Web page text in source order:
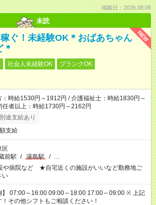
掲載日：2026.08.06
未読
NEW
ぐ！未経験OK＊おばあちゃん
＊
社会人未経験OK
ブランクOK
：時給1530円～1912円 / 介護福祉士：時給1830円～
任者以上：時給1730円～2162円
途支給あり
支給
区
前駅 / 湯島駅 / …
や病院など ★自宅近くの施設がいいなど勤務地ご
い
】 07:00～16:00 09:00～18:00 17:00～09:00 ※ 上記
その他シフトもご相談ください！